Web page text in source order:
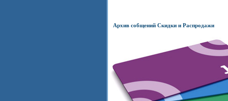
Архив собщений Скидки и Распродажи